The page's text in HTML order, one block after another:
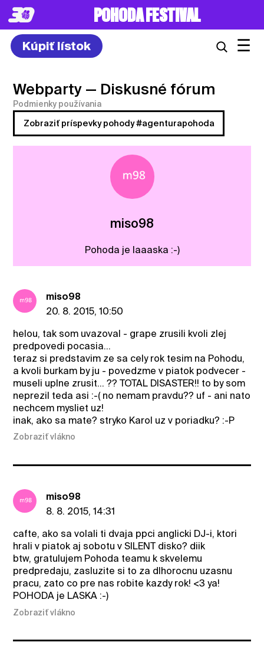
POHODA FESTIVAL
Kúpiť lístok ☰
Webparty — Diskusné fórum
Podmienky používania
Zobraziť príspevky pohody #agenturapohoda
miso98
Pohoda je laaaska :-)
miso98
20. 8. 2015, 10:50
helou, tak som uvazoval - grape zrusili kvoli zlej
predpovedi pocasia...
teraz si predstavim ze sa cely rok tesim na Pohodu,
a kvoli burkam by ju - povedzme v piatok podvecer -
museli uplne zrusit... ?? TOTAL DISASTER!! to by som
neprezil teda asi :-( no nemam pravdu?? uf - ani nato
nechcem mysliet uz!
inak, ako sa mate? stryko Karol uz v poriadku? :-P
Zobraziť vlákno
miso98
8. 8. 2015, 14:31
cafte, ako sa volali ti dvaja ppci anglicki DJ-i, ktori
hrali v piatok aj sobotu v SILENT disko? diik
btw, gratulujem Pohoda teamu k skvelemu
predpredaju, zasluzite si to za dlhorocnu uzasnu
pracu, zato co pre nas robite kazdy rok! <3 ya!
POHODA je LASKA :-)
Zobraziť vlákno